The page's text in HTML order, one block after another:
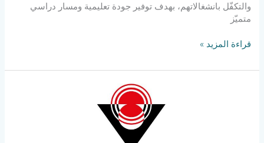
والتكفّل بانشغالاتهم، بهدف توفير جودة تعليمية ومسار دراسي
متميّز
قراءة المزيد »